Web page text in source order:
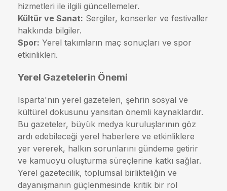
hizmetleri ile ilgili güncellemeler.
Kültür ve Sanat: Sergiler, konserler ve festivaller
hakkında bilgiler.
Spor: Yerel takımların maç sonuçları ve spor
etkinlikleri.
Yerel Gazetelerin Önemi
Isparta'nın yerel gazeteleri, şehrin sosyal ve
kültürel dokusunu yansıtan önemli kaynaklardır.
Bu gazeteler, büyük medya kuruluşlarının göz
ardı edebileceği yerel haberlere ve etkinliklere
yer vererek, halkın sorunlarını gündeme getirir
ve kamuoyu oluşturma süreçlerine katkı sağlar.
Yerel gazetecilik, toplumsal birlikteliğin ve
dayanışmanın güçlenmesinde kritik bir rol